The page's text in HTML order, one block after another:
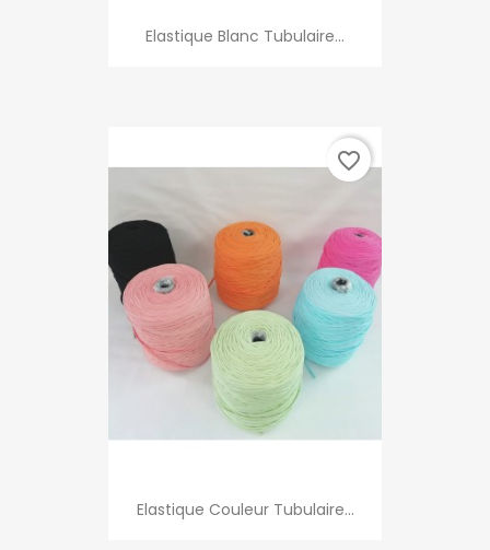
Elastique Blanc Tubulaire...
Elastique Couleur Tubulaire...
favorite_border